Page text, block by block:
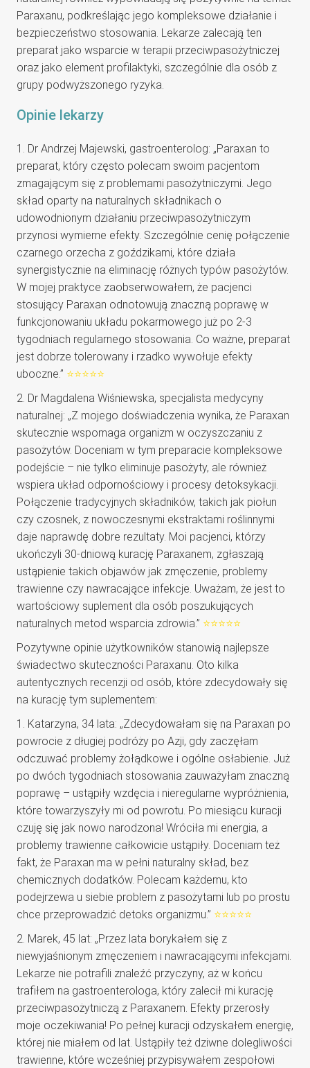
Paraxanu, podkreślając jego kompleksowe działanie i
bezpieczeństwo stosowania. Lekarze zalecają ten
preparat jako wsparcie w terapii przeciwpasożytniczej
oraz jako element profilaktyki, szczególnie dla osób z
grupy podwyższonego ryzyka.
Opinie lekarzy
1. Dr Andrzej Majewski, gastroenterolog: „Paraxan to
preparat, który często polecam swoim pacjentom
zmagającym się z problemami pasożytniczymi. Jego
skład oparty na naturalnych składnikach o
udowodnionym działaniu przeciwpasożytniczym
przynosi wymierne efekty. Szczególnie cenię połączenie
czarnego orzecha z goździkami, które działa
synergistycznie na eliminację różnych typów pasożytów.
W mojej praktyce zaobserwowałem, że pacjenci
stosujący Paraxan odnotowują znaczną poprawę w
funkcjonowaniu układu pokarmowego już po 2-3
tygodniach regularnego stosowania. Co ważne, preparat
jest dobrze tolerowany i rzadko wywołuje efekty
uboczne.” ⭐⭐⭐⭐⭐
2. Dr Magdalena Wiśniewska, specjalista medycyny
naturalnej: „Z mojego doświadczenia wynika, że Paraxan
skutecznie wspomaga organizm w oczyszczaniu z
pasożytów. Doceniam w tym preparacie kompleksowe
podejście – nie tylko eliminuje pasożyty, ale również
wspiera układ odpornościowy i procesy detoksykacji.
Połączenie tradycyjnych składników, takich jak piołun
czy czosnek, z nowoczesnymi ekstraktami roślinnymi
daje naprawdę dobre rezultaty. Moi pacjenci, którzy
ukończyli 30-dniową kurację Paraxanem, zgłaszają
ustąpienie takich objawów jak zmęczenie, problemy
trawienne czy nawracające infekcje. Uważam, że jest to
wartościowy suplement dla osób poszukujących
naturalnych metod wsparcia zdrowia.” ⭐⭐⭐⭐⭐
Pozytywne opinie użytkowników stanowią najlepsze
świadectwo skuteczności Paraxanu. Oto kilka
autentycznych recenzji od osób, które zdecydowały się
na kurację tym suplementem:
1. Katarzyna, 34 lata: „Zdecydowałam się na Paraxan po
powrocie z długiej podróży po Azji, gdy zaczęłam
odczuwać problemy żołądkowe i ogólne osłabienie. Już
po dwóch tygodniach stosowania zauważyłam znaczną
poprawę – ustąpiły wzdęcia i nieregularne wypróżnienia,
które towarzyszyły mi od powrotu. Po miesiącu kuracji
czuję się jak nowo narodzona! Wróciła mi energia, a
problemy trawienne całkowicie ustąpiły. Doceniam też
fakt, że Paraxan ma w pełni naturalny skład, bez
chemicznych dodatków. Polecam każdemu, kto
podejrzewa u siebie problem z pasożytami lub po prostu
chce przeprowadzić detoks organizmu.” ⭐⭐⭐⭐⭐
2. Marek, 45 lat: „Przez lata borykałem się z
niewyjaśnionym zmęczeniem i nawracającymi infekcjami.
Lekarze nie potrafili znaleźć przyczyny, aż w końcu
trafiłem na gastroenterologa, który zalecił mi kurację
przeciwpasożytniczą z Paraxanem. Efekty przerosły
moje oczekiwania! Po pełnej kuracji odzyskałem energię,
której nie miałem od lat. Ustąpiły też dziwne dolegliwości
trawienne, które wcześniej przypisywałem zespołowi